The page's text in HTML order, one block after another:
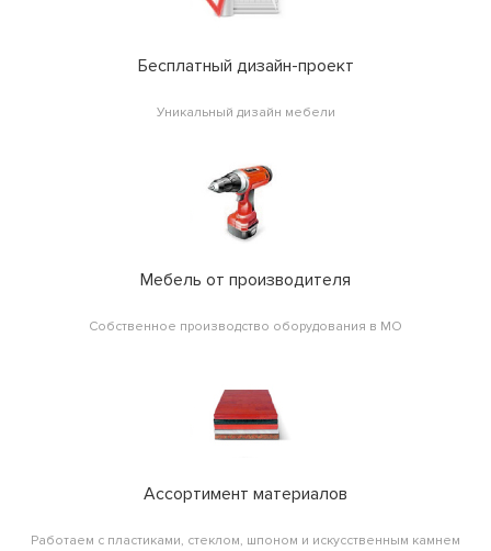
Бесплатный дизайн-проект
Уникальный дизайн мебели
Мебель от производителя
Собственное производство оборудования в МО
Ассортимент материалов
Работаем с пластиками, стеклом, шпоном и искусственным камнем